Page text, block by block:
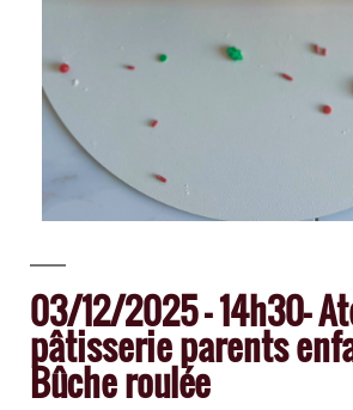
03/12/2025 – 14h30–
pâtisserie parents
Bûche roulée